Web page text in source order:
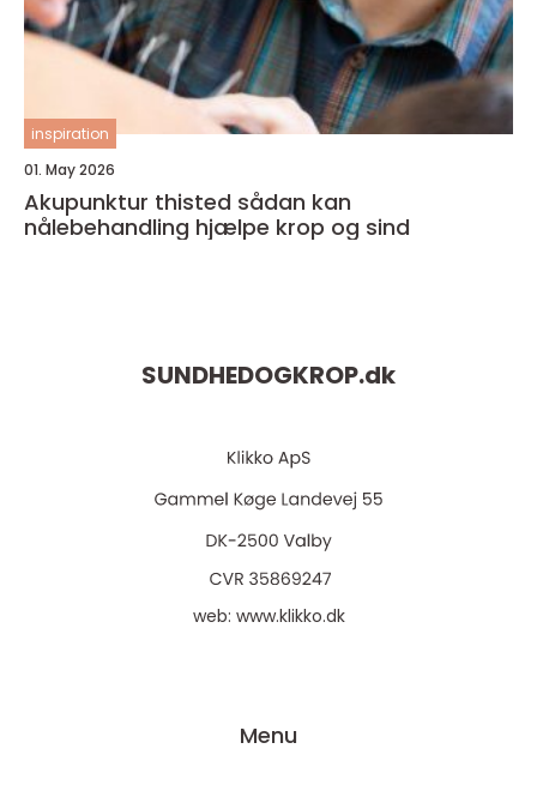
inspiration
01. May 2026
Akupunktur thisted sådan kan
nålebehandling hjælpe krop og sind
SUNDHEDOGKROP.dk
web: www.klikko.dk
Menu